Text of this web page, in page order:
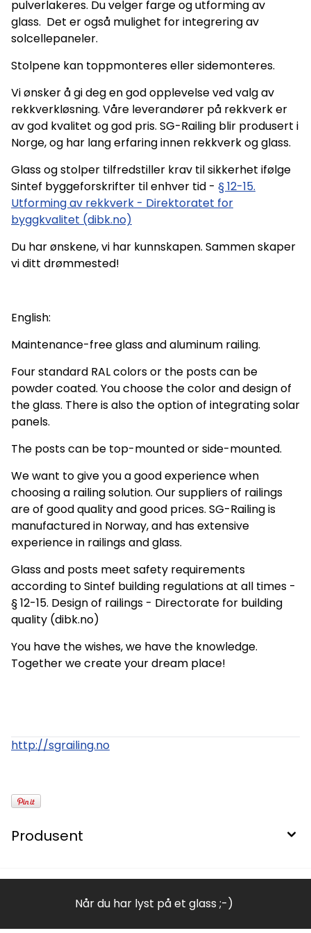
pulverlakeres. Du velger farge og utforming av
glass. Det er også mulighet for integrering av
solcellepaneler.
Stolpene kan toppmonteres eller sidemonteres.
Vi ønsker å gi deg en god opplevelse ved valg av
rekkverkløsning. Våre leverandører på rekkverk er
av god kvalitet og god pris. SG-Railing blir produsert i
Norge, og har lang erfaring innen rekkverk og glass.
Glass og stolper tilfredstiller krav til sikkerhet ifølge
Sintef byggeforskrifter til enhver tid - § 12-15.
Utforming av rekkverk - Direktoratet for
byggkvalitet (dibk.no)
Du har ønskene, vi har kunnskapen. Sammen skaper
vi ditt drømmested!
English:
Maintenance-free glass and aluminum railing.
Four standard RAL colors or the posts can be
powder coated. You choose the color and design of
the glass. There is also the option of integrating solar
panels.
The posts can be top-mounted or side-mounted.
We want to give you a good experience when
choosing a railing solution. Our suppliers of railings
are of good quality and good prices. SG-Railing is
manufactured in Norway, and has extensive
experience in railings and glass.
Glass and posts meet safety requirements
according to Sintef building regulations at all times -
§ 12-15. Design of railings - Directorate for building
quality (dibk.no)
You have the wishes, we have the knowledge.
Together we create your dream place!
http://sgrailing.no
Produsent
Når du har lyst på et glass ;-)